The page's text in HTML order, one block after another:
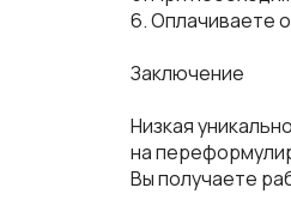
6. Оплачиваете
Заключение
Низкая
на
Вы получаете